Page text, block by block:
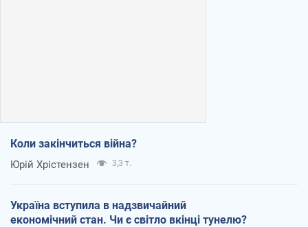
Коли закінчиться війна?
Юрій Хрістензен 3,3 т.
Україна вступила в надзвичайний
економічний стан. Чи є світло вкінці тунелю?